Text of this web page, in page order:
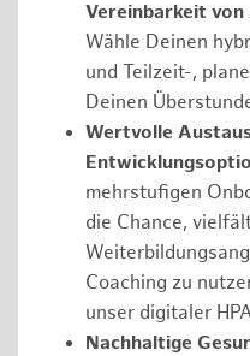
Vereinbarkeit
Wähle Deinen
und Teilzeit-,
Deinen
Wertvolle
mehrstufigen
die Chance,
Coaching zu
unser digitaler
Nachhaltige